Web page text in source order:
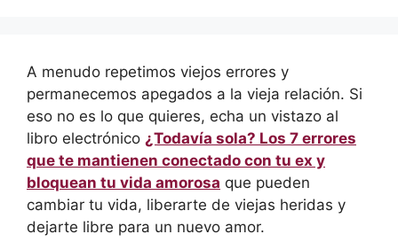
A menudo repetimos viejos errores y
permanecemos apegados a la vieja relación. Si
eso no es lo que quieres, echa un vistazo al
libro electrónico ¿Todavía sola? Los 7 errores
que te mantienen conectado con tu ex y
bloquean tu vida amorosa que pueden
cambiar tu vida, liberarte de viejas heridas y
dejarte libre para un nuevo amor.